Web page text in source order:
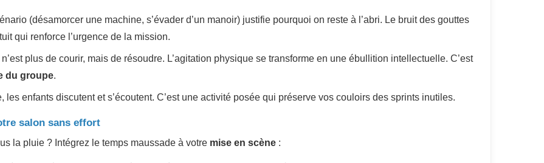
(désamorcer une machine, s’évader d’un manoir) justifie pourquoi on reste à l’abri. Le bruit des gouttes
qui renforce l’urgence de la mission.
n’est plus de courir, mais de résoudre. L’agitation physique se transforme en une ébullition intellectuelle. C’est
du groupe.
les enfants discutent et s’écoutent. C’est une activité posée qui préserve vos couloirs des sprints inutiles.
salon sans effort
la pluie ? Intégrez le temps maussade à votre mise en scène :